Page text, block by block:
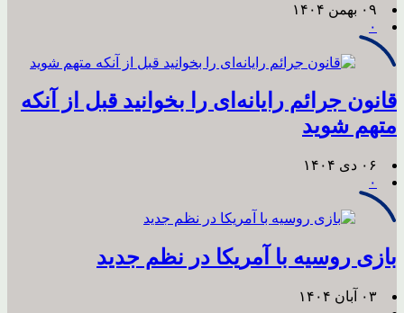
۰۹ بهمن ۱۴۰۴
۰
قانون جرائم رایانه‌ای را بخوانید قبل از آنکه
متهم شوید
۰۶ دی ۱۴۰۴
۰
بازی روسیه با آمریکا در نظم جدید
۰۳ آبان ۱۴۰۴